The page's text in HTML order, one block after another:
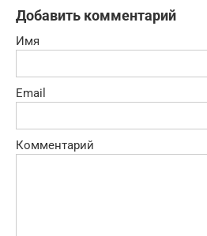
Добавить комментарий
Имя
Email
Комментарий